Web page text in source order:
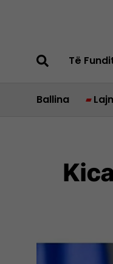
Të
Ballina